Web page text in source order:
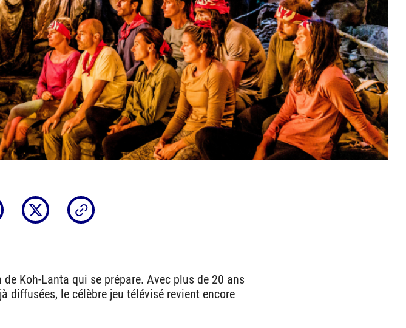
Koh-Lanta qui se prépare. Avec plus de 20 ans
diffusées, le célèbre jeu télévisé revient encore